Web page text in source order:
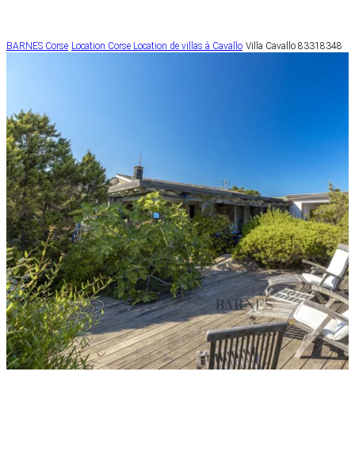
BARNES Corse Location Corse Location de villas à Cavallo Villa Cavallo 83318348